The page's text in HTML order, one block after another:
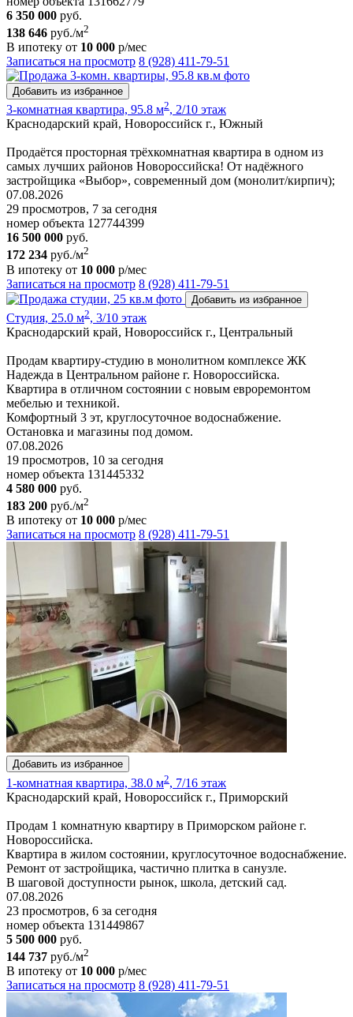
6 350 000 руб.
138 646 руб./м2
В ипотеку от 10 000 р/мес
Записаться на просмотр 8 (928) 411-79-51
Добавить из избранное
3-комнатная квартира, 95.8 м2, 2/10 этаж
Краснодарский край, Новороссийск г., Южный
Продаётся просторная трёхкомнатная квартира в одном из
самых лучших районов Новороссийска! От надёжного
застройщика «Выбор», современный дом (монолит/кирпич);
07.08.2026
29 просмотров, 7 за сегодня
номер объекта 127744399
16 500 000 руб.
172 234 руб./м2
В ипотеку от 10 000 р/мес
Записаться на просмотр 8 (928) 411-79-51
Добавить из избранное
Студия, 25.0 м2, 3/10 этаж
Краснодарский край, Новороссийск г., Центральный
Продам квартиру-студию в монолитном комплексе ЖК
Надежда в Центральном районе г. Новороссийска.
Квартира в отличном состоянии с новым евроремонтом
мебелью и техникой.
Комфортный 3 эт, круглосуточное водоснабжение.
Остановка и магазины под домом.
07.08.2026
19 просмотров, 10 за сегодня
номер объекта 131445332
4 580 000 руб.
183 200 руб./м2
В ипотеку от 10 000 р/мес
Записаться на просмотр 8 (928) 411-79-51
Добавить из избранное
1-комнатная квартира, 38.0 м2, 7/16 этаж
Краснодарский край, Новороссийск г., Приморский
Продам 1 комнатную квартиру в Приморском районе г.
Новороссийска.
Квартира в жилом состоянии, круглосуточное водоснабжение.
Ремонт от застройщика, частично плитка в санузле.
В шаговой доступности рынок, школа, детский сад.
07.08.2026
23 просмотров, 6 за сегодня
номер объекта 131449867
5 500 000 руб.
144 737 руб./м2
В ипотеку от 10 000 р/мес
Записаться на просмотр 8 (928) 411-79-51